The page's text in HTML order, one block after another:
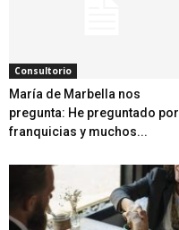
Consultorio
María de Marbella nos
pregunta: He preguntado por
franquicias y muchos...